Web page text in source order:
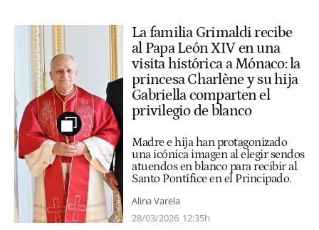
La familia Grimaldi recibe
al Papa León XIV en una
visita histórica a Mónaco: la
princesa Charlène y su hija
Gabriella comparten el
privilegio de blanco
Madre e hija han protagonizado
una icónica imagen al elegir sendos
atuendos en blanco para recibir al
Santo Pontífice en el Principado.
Alina Varela
28/03/2026 12:35h